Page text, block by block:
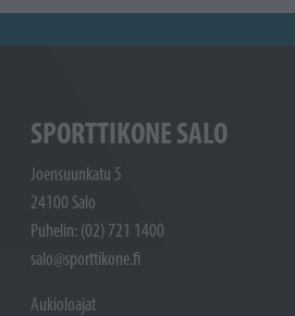
SPORTTIKONE SALO
Joensuunkatu 5
24100 Salo
Puhelin: (02) 721 1400
salo@sporttikone.fi
Aukioloajat